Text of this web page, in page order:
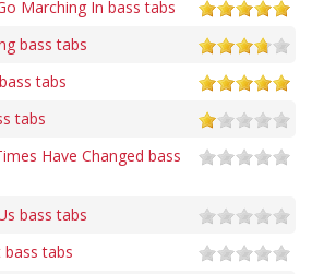
Marching In bass tabs
bass tabs
tabs
tabs
Have Changed bass
bass tabs
tabs